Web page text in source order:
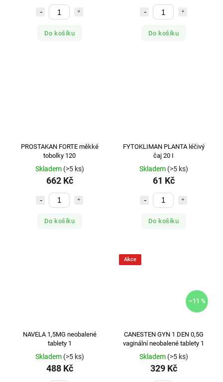
Do košíku Do košíku
PROSTAKAN FORTE měkké
tobolky 120
Skladem (>5 ks)
662 Kč
Do košíku
FYTOKLIMAN PLANTA léčivý
čaj 20 I
Skladem (>5 ks)
61 Kč
Do košíku
NAVELA 1,5MG neobalené
tablety 1
Skladem (>5 ks)
488 Kč
Akce
–11 %
CANESTEN GYN 1 DEN 0,5G
vaginální neobalené tablety 1
Skladem (>5 ks)
329 Kč